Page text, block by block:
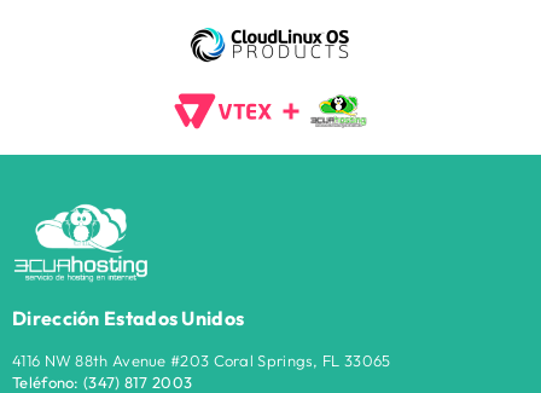
Dirección Estados Unidos
4116 NW 88th Avenue #203 Coral Springs, FL 33065
Teléfono: (347) 817 2003